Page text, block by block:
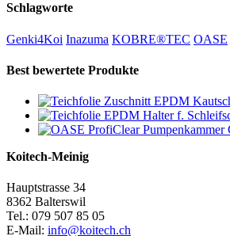
Schlagworte
Genki4Koi Inazuma KOBRE®TEC OASE
Best bewertete Produkte
Koitech-Meinig
Hauptstrasse 34
8362 Balterswil
Tel.: 079 507 85 05
E-Mail: info@koitech.ch